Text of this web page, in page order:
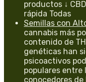
productos ↓
rápida Todas
Semillas con
cannabis más
contenido de
genéticas han
psicoactivos
populares entre
conocedores